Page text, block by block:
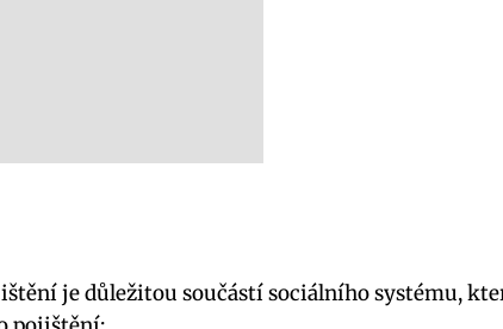
je důležitou součástí sociálního systému,